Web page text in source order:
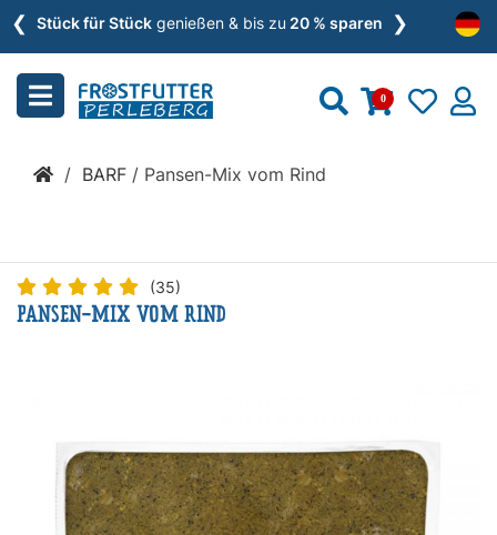
Stück für Stück genießen & bis zu 20 % sparen
❮ ❯
0
Menu
schließen
Kategorien
Nassfutter
/ BARF / Pansen-Mix vom Rind
(35)
PANSEN-MIX VOM RIND